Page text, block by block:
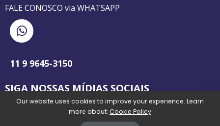
FALE CONOSCO via WHATSAPP
11 9 9645-3150
SIGA NOSSAS MÍDIAS SOCIAIS
Our website uses cookies to improve your experience. Learn
more about: Cookie Policy